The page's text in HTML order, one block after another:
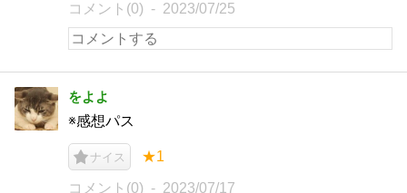
コメント(0) 2023/07/25
をよよ
※感想パス
ナイス ★1
コメント(0) 2023/07/17